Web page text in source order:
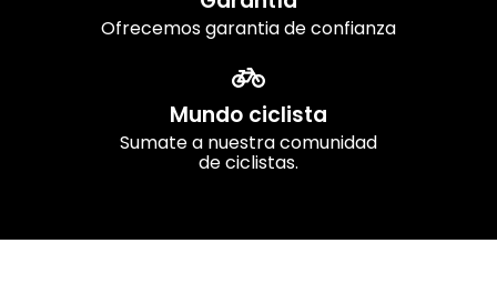
Ofrecemos garantia de confianza
Mundo ciclista
Sumate a nuestra comunidad
de ciclistas.